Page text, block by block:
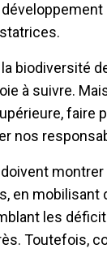
biodiversité
à suivre.
faire
nos
montrer
en mobilisant
les
Toutefois,